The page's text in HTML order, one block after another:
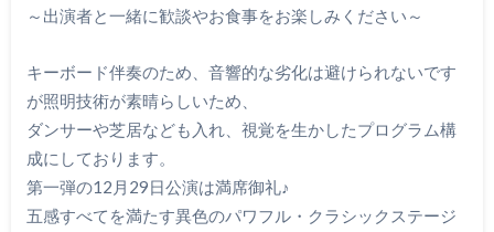
～出演者と一緒に歓談やお食事をお楽しみください～
キーボード伴奏のため、音響的な劣化は避けられないです
が照明技術が素晴らしいため、
ダンサーや芝居なども入れ、視覚を生かしたプログラム構
成にしております。
第一弾の12月29日公演は満席御礼♪
五感すべてを満たす異色のパワフル・クラシックステージ